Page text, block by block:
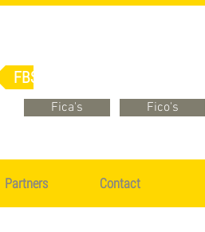
FBSB Online
Fica's Fico's
Contact
Partners Contact